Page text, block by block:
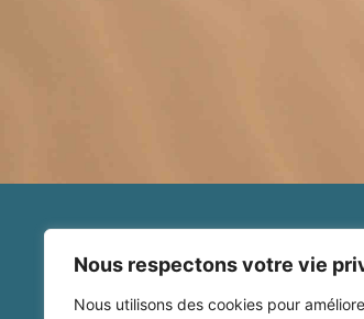
Nous respectons votre vie
Nous utilisons des cookies pour
Yatra Kundalini
Soin de l'Être